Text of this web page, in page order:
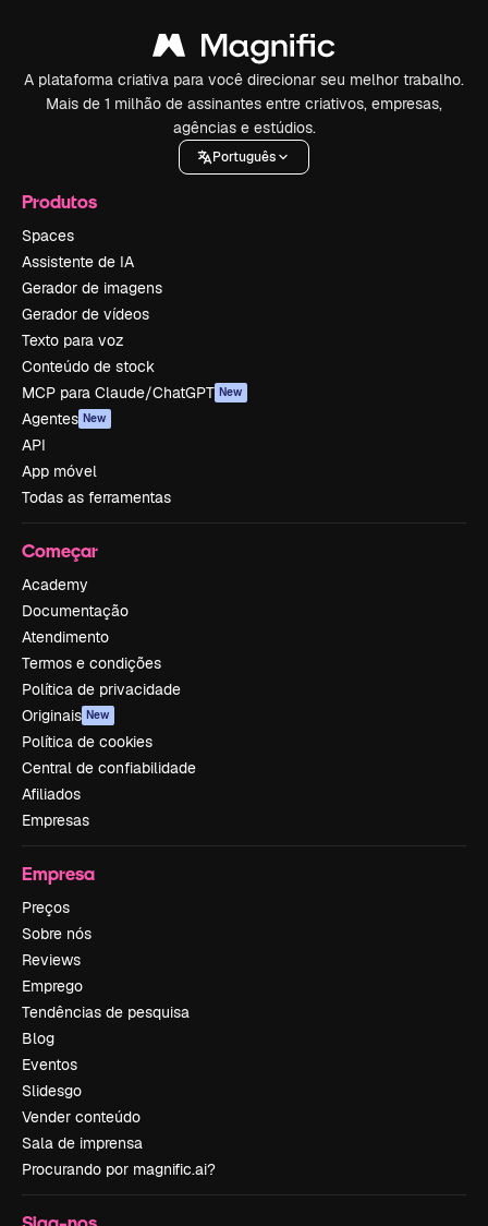
A plataforma criativa para você direcionar seu melhor trabalho.
Mais de 1 milhão de assinantes entre criativos, empresas,
agências e estúdios.
Português
Produtos
Spaces
Assistente de IA
Gerador de imagens
Gerador de vídeos
Texto para voz
Conteúdo de stock
MCP para Claude/ChatGPT New
Agentes New
API
App móvel
Todas as ferramentas
Começar
Academy
Documentação
Atendimento
Termos e condições
Política de privacidade
Originais New
Política de cookies
Central de confiabilidade
Afiliados
Empresas
Empresa
Preços
Sobre nós
Reviews
Emprego
Tendências de pesquisa
Blog
Eventos
Slidesgo
Vender conteúdo
Sala de imprensa
Procurando por magnific.ai?